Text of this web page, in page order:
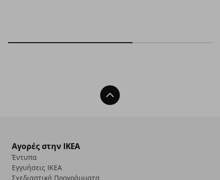
Back To Top
Αγορές στην IKEA
Έντυπα
Εγγυήσεις IKEA
Σχεδιαστικά Προγράμματα